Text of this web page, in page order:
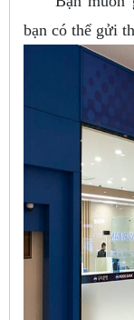
bạn có thể gửi